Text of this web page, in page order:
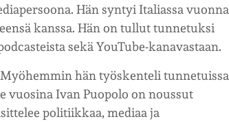
Hän syntyi Italiassa vuonna
kanssa. Hän on tullut tunnetuksi
sekä YouTube-kanavastaan.
hän työskenteli tunnetuissa
vuosina Ivan Puopolo on noussut
politiikkaa, mediaa ja